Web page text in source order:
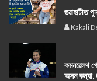
গুৱাহাটীত
Kakali
কমনৱেলথ
অসম কন্যা,